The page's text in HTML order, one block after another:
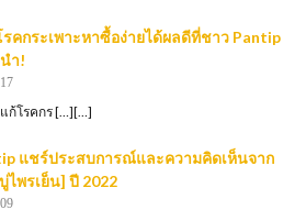
คกระเพาะหาซื้อง่ายได้ผลดีที่ชาว Pantip
ำ!
ก้โรคกร […][…]
แชร์ประสบการณ์และความคิดเห็นจาก
ไพรเย็น] ปี 2022